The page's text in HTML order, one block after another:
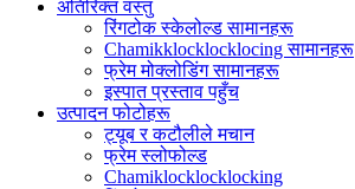
अतिरिक्त वस्तु
रिंगटोक स्केलोल्ड सामानहरू
Chamikklocklocklocing सामानहरू
फ्रेम मोक्लोडिंग सामानहरू
इस्पात प्रस्ताव पहुँच
उत्पादन फोटोहरू
ट्यूब र कटौलीले मचान
फ्रेम स्लोफोल्ड
Chamiklocklocklocking